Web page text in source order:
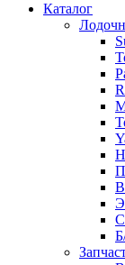
Каталог